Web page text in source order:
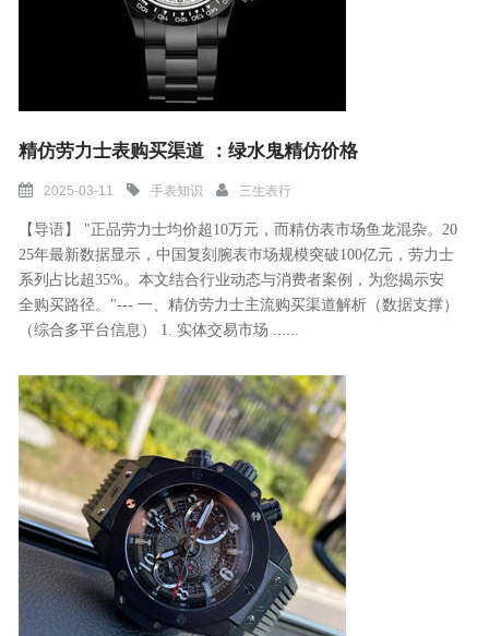
精仿劳力士表购买渠道 ：绿水鬼精仿价格
2025-03-11 手表知识 三生表行
【导语】 "正品劳力士均价超10万元，而精仿表市场鱼龙混杂。20
25年最新数据显示，中国复刻腕表市场规模突破100亿元，劳力士
系列占比超35%。本文结合行业动态与消费者案例，为您揭示安
全购买路径。"--- 一、精仿劳力士主流购买渠道解析（数据支撑）
（综合多平台信息） 1. 实体交易市场 ......